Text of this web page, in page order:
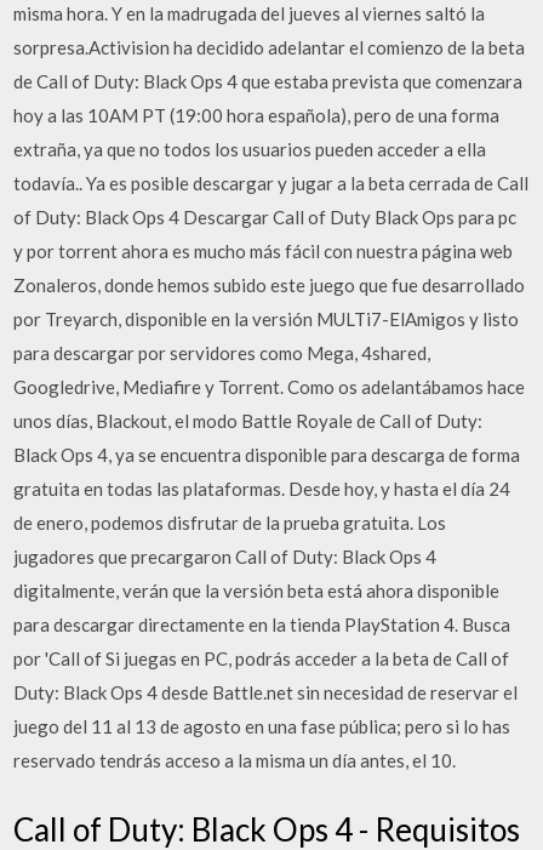
misma hora. Y en la madrugada del jueves al viernes saltó la
sorpresa.Activision ha decidido adelantar el comienzo de la beta
de Call of Duty: Black Ops 4 que estaba prevista que comenzara
hoy a las 10AM PT (19:00 hora española), pero de una forma
extraña, ya que no todos los usuarios pueden acceder a ella
todavía.. Ya es posible descargar y jugar a la beta cerrada de Call
of Duty: Black Ops 4 Descargar Call of Duty Black Ops para pc
y por torrent ahora es mucho más fácil con nuestra página web
Zonaleros, donde hemos subido este juego que fue desarrollado
por Treyarch, disponible en la versión MULTi7-ElAmigos y listo
para descargar por servidores como Mega, 4shared,
Googledrive, Mediafire y Torrent. Como os adelantábamos hace
unos días, Blackout, el modo Battle Royale de Call of Duty:
Black Ops 4, ya se encuentra disponible para descarga de forma
gratuita en todas las plataformas. Desde hoy, y hasta el día 24
de enero, podemos disfrutar de la prueba gratuita. Los
jugadores que precargaron Call of Duty: Black Ops 4
digitalmente, verán que la versión beta está ahora disponible
para descargar directamente en la tienda PlayStation 4. Busca
por 'Call of Si juegas en PC, podrás acceder a la beta de Call of
Duty: Black Ops 4 desde Battle.net sin necesidad de reservar el
juego del 11 al 13 de agosto en una fase pública; pero si lo has
reservado tendrás acceso a la misma un día antes, el 10.
Call of Duty: Black Ops 4 - Requisitos